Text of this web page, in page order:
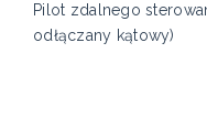
Pilot zdalnego
odłączany kątowy)